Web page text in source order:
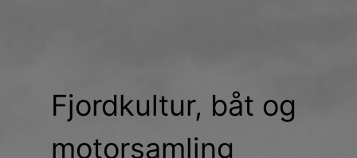
Fjordkultur, båt og
motorsamling